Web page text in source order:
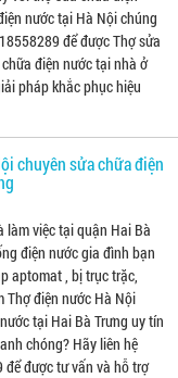
nước tại Hà Nội chúng
để được Thợ sửa
điện nước tại nhà ở
pháp khắc phục hiệu
chuyên sửa chữa điện
làm việc tại quận Hai Bà
điện nước gia đình bạn
aptomat , bị trục trặc,
Thợ điện nước Hà Nội
tại Hai Bà Trưng uy tín
chóng? Hãy liên hệ
để được tư vấn và hỗ trợ